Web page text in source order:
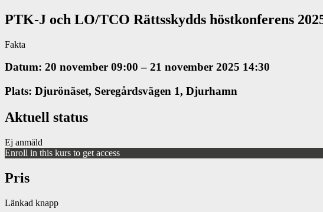
PTK-J och LO/TCO Rättsskydds höstkonferens
Fakta
Datum: 20 november 09:00 – 21 november 2025 14:30
Plats: Djurönäset, Seregårdsvägen 1, Djurhamn
Aktuell status
Ej anmäld
Enroll in this kurs to get access
Pris
Länkad knapp